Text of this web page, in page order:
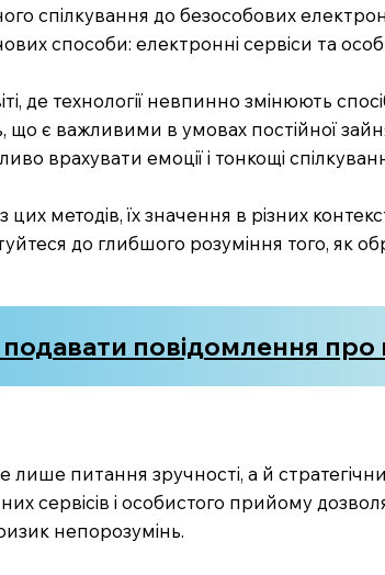
спілкування до безособових
способи: електронні сервіси та
де технології невпинно змінюють
що є важливими в умовах постійної
врахувати емоції і тонкощі
методів, їх значення в різних
до глибшого розуміння того, як
повідомлення
лише питання зручності, а й
сервісів і особистого прийому
непорозумінь.